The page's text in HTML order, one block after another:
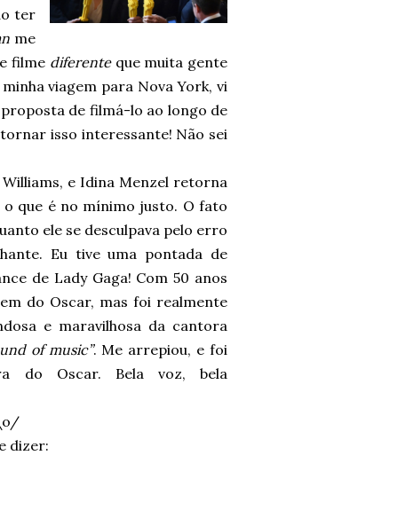
ter
me
filme diferenteque muita gente
viagem para Nova York, vi
proposta de filmá-lo ao longo de
isso interessante! Não sei
e Idina Menzel retorna
o que é no mínimo justo. O fato
ele se desculpava pelo erro
Eu tive uma pontada de
de Lady Gaga! Com 50 anos
do Oscar, mas foi realmente
e maravilhosa da cantora
of music”. Me arrepiou, e foi
do Oscar. Bela voz, bela
dizer: